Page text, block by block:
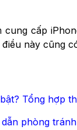
cấp
này cũng
Tổng hợp
phòng tránh